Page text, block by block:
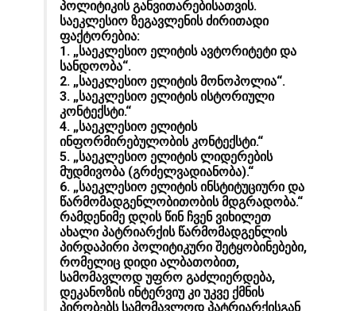
პოლიტიკის განვითარებისათვის.
საეკლესიო ზეგავლენის ძირითადი
ფაქტორებია:
1. „საეკლესიო ელიტის ავტორიტეტი და
სანდოობა“.
2. „საეკლესიო ელიტის მონოპოლია“.
3. „საეკლესიო ელიტის ისტორიული
კონტექსტი.“
4. „საეკლესიო ელიტის
ინფორმირებულობის კონტექსტი.“
5. „საეკლესიო ელიტის ლიდერების
მუდმივობა (გრძელვადიანობა).“
6. „საეკლესიო ელიტის ინსტიტუციური და
წარმომადგენლობითობის მდგრადობა.“
რამდენიმე დღის წინ ჩვენ ვიხილეთ
ახალი პატრიარქის წარმომადგენლის
პირდაპირი პოლიტიკური შეტყობინებები,
რომელიც დიდი ალბათობით,
სამომავლოდ უფრო გაძლიერდება,
დეკანოზის ინტერვიუ კი უკვე ქმნის
პირობებს სამომავლოდ პატრიარქისგან